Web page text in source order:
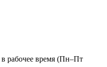
рабочее время (Пн–Пт